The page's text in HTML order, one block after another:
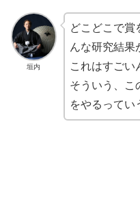
垣内
どこどこで賞
んな研究結果
これはすごい
そういう、こ
をやるってい